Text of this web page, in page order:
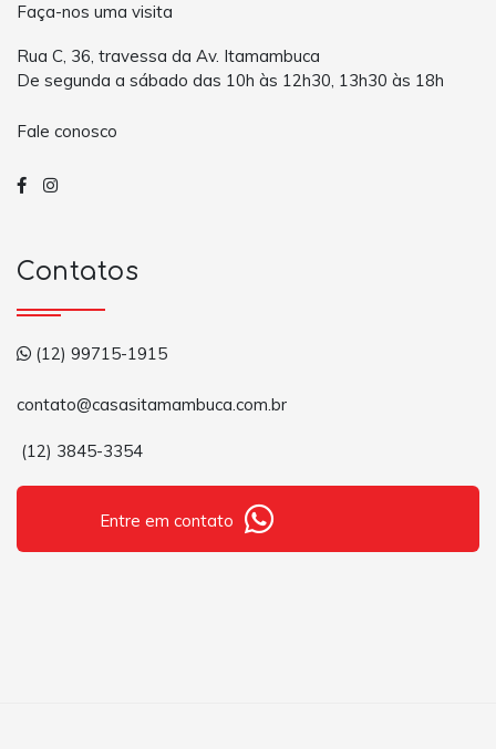
Faça-nos uma visita
Rua C, 36, travessa da Av. Itamambuca
De segunda a sábado das 10h às 12h30, 13h30 às 18h
Fale conosco
Contatos
(12) 99715-1915
contato@casasitamambuca.com.br
(12) 3845-3354
Entre em contato